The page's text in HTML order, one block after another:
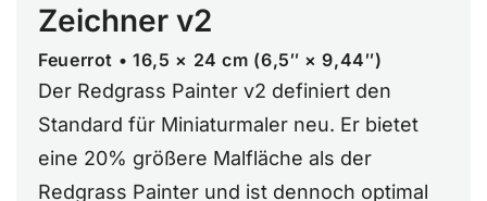
Zeichner v2
Feuerrot • 16,5 × 24 cm (6,5″ × 9,44″)
Der Redgrass Painter v2 definiert den
Standard für Miniaturmaler neu. Er bietet
eine 20% größere Malfläche als der
Redgrass Painter und ist dennoch optimal